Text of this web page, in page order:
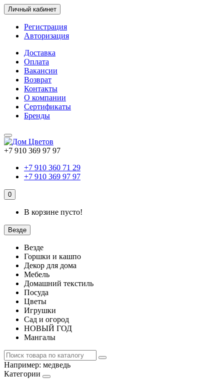
Личный кабинет
Регистрация
Авторизация
Доставка
Оплата
Вакансии
Возврат
Контакты
О компании
Сертификаты
Бренды
+7 910 369 97 97
+7 910 360 71 29
+7 910 369 97 97
0
В корзине пусто!
Везде
Везде
Горшки и кашпо
Декор для дома
Мебель
Домашний текстиль
Посуда
Цветы
Игрушки
Сад и огород
НОВЫЙ ГОД
Мангалы
Например: медведь
Категории